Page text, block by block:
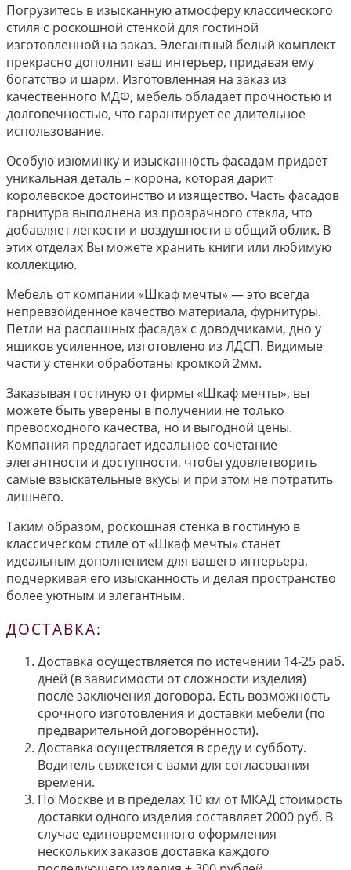
Погрузитесь в изысканную атмосферу классического
стиля с роскошной стенкой для гостиной
изготовленной на заказ. Элегантный белый комплект
прекрасно дополнит ваш интерьер, придавая ему
богатство и шарм. Изготовленная на заказ из
качественного МДФ, мебель обладает прочностью и
долговечностью, что гарантирует ее длительное
использование.
Особую изюминку и изысканность фасадам придает
уникальная деталь – корона, которая дарит
королевское достоинство и изящество. Часть фасадов
гарнитура выполнена из прозрачного стекла, что
добавляет легкости и воздушности в общий облик. В
этих отделах Вы можете хранить книги или любимую
коллекцию.
Мебель от компании «Шкаф мечты» — это всегда
непревзойденное качество материала, фурнитуры.
Петли на распашных фасадах с доводчиками, дно у
ящиков усиленное, изготовлено из ЛДСП. Видимые
части у стенки обработаны кромкой 2мм.
Заказывая гостиную от фирмы «Шкаф мечты», вы
можете быть уверены в получении не только
превосходного качества, но и выгодной цены.
Компания предлагает идеальное сочетание
элегантности и доступности, чтобы удовлетворить
самые взыскательные вкусы и при этом не потратить
лишнего.
Таким образом, роскошная стенка в гостиную в
классическом стиле от «Шкаф мечты» станет
идеальным дополнением для вашего интерьера,
подчеркивая его изысканность и делая пространство
более уютным и элегантным.
ДОСТАВКА:
Доставка осуществляется по истечении 14-25 раб.
дней (в зависимости от сложности изделия)
после заключения договора. Есть возможность
срочного изготовления и доставки мебели (по
предварительной договорённости).
Доставка осуществляется в среду и субботу.
Водитель свяжется с вами для согласования
времени.
По Москве и в пределах 10 км от МКАД стоимость
доставки одного изделия составляет 2000 руб. В
случае единовременного оформления
нескольких заказов доставка каждого